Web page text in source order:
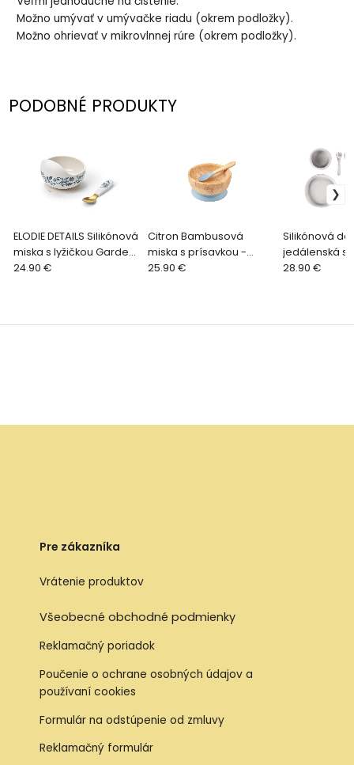
Možno umývať v umývačke riadu (okrem podložky).
Možno ohrievať v mikrovlnnej rúre (okrem podložky).
PODOBNÉ PRODUKTY
ELODIE DETAILS Silikónová
miska s lyžičkou Garden
Leo Toile
24.90 €
Citron Bambusová
miska s prísavkou -
Dusty Blue
25.90 €
Silikónová
jedálenská
Dove Grey
28.90 €
Pre zákazníka
Vrátenie produktov
Všeobecné obchodné podmienky
Reklamačný poriadok
Poučenie o ochrane osobných údajov a
používaní cookies
Formulár na odstúpenie od zmluvy
Reklamačný formulár